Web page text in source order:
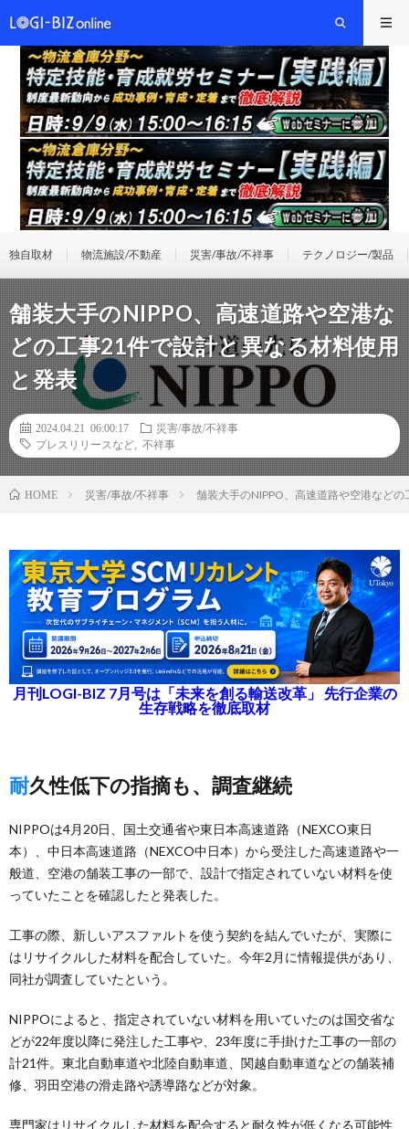
独自取材 物流施設/不動産 災害/事故/不祥事 テクノロジー/製品
舗装大手のNIPPO、高速道路や空港な
どの工事21件で設計と異なる材料使用
と発表
2024.04.21 06:00:17
災害/事故/不祥事
プレスリリースなど
不祥事
HOME 災害/事故/不祥事 舗装大手のNIPPO、高速道路や空港など
月刊LOGI-BIZ 7月号は「未来を創る輸送改革」 先行企業の
生存戦略を徹底取材
耐久性低下の指摘も、調査継続
NIPPOは4月20日、国土交通省や東日本高速道路（NEXCO東日
本）、中日本高速道路（NEXCO中日本）から受注した高速道路や一
般道、空港の舗装工事の一部で、設計で指定されていない材料を使
っていたことを確認したと発表した。
工事の際、新しいアスファルトを使う契約を結んでいたが、実際に
はリサイクルした材料を配合していた。今年2月に情報提供があり、
同社が調査していたという。
NIPPOによると、指定されていない材料を用いていたのは国交省な
どが22年度以降に発注した工事や、23年度に手掛けた工事の一部の
計21件。東北自動車道や北陸自動車道、関越自動車道などの舗装補
修、羽田空港の滑走路や誘導路などが対象。
専門家はリサイクルした材料を配合すると耐久性が低くなる可能性